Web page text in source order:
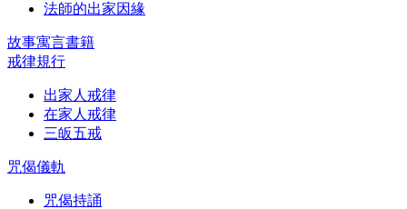
法師的出家因緣
故事寓言書籍
戒律規行
出家人戒律
在家人戒律
三皈五戒
咒偈儀軌
咒偈持誦